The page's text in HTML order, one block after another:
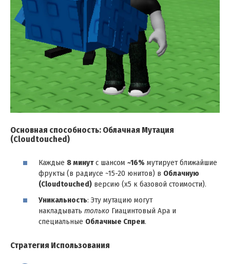
Основная способность: Облачная Мутация
(Cloudtouched)
Каждые 8 минутс шансом ~16% мутирует ближайшие
фрукты (в радиусе ~15-20 юнитов) в Облачную
(Cloudtouched) версию (х5 к базовой стоимости).
Уникальность: Эту мутацию могут
накладывать только Гиацинтовый Ара и
специальные Облачные Спреи.
Стратегия Использования